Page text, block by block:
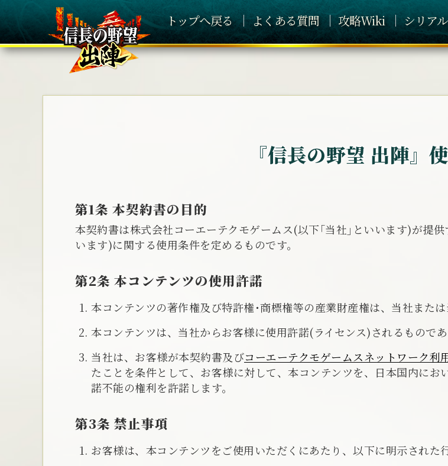
トップへ戻る よくある質問 攻略Wiki シリア
『信長の野望 出陣』
第1条 本契約書の目的
本契約書は株式会社コーエーテクモゲームス(以下｢当社｣といいます)が提
います)に関する使用条件を定めるものです。
第2条 本コンテンツの使用許諾
本コンテンツの著作権及び特許権･商標権等の産業財産権は、当社または
本コンテンツは、当社からお客様に使用許諾(ライセンス)されるもので
当社は、お客様が本契約書及びコーエーテクモゲームスネットワーク利
たことを条件として、お客様に対して、本コンテンツを、日本国内に
諾不能の権利を許諾します。
第3条 禁止事項
お客様は、本コンテンツをご使用いただくにあたり、以下に明示された